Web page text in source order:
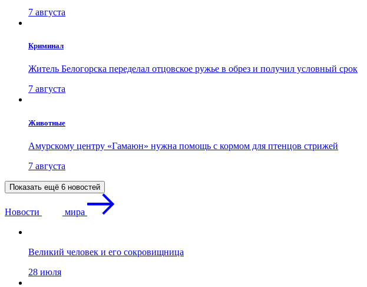
7 августа
Криминал
Житель Белогорска переделал отцовское ружье в обрез и получил условный срок
7 августа
Животные
Амурскому центру «Гамаюн» нужна помощь с кормом для птенцов стрижей
7 августа
Показать ещё 6 новостей
Новости мира
Великий человек и его сокровищница
28 июля